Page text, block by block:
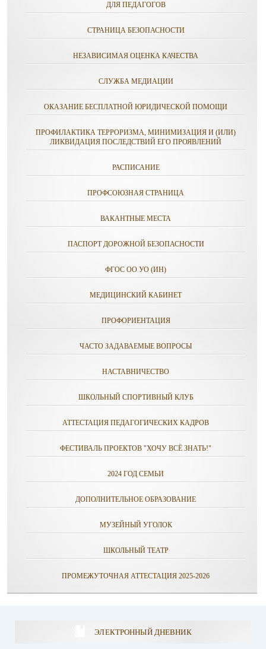
ДЛЯ ПЕДАГОГОВ
СТРАНИЦА БЕЗОПАСНОСТИ
НЕЗАВИСИМАЯ ОЦЕНКА КАЧЕСТВА
СЛУЖБА МЕДИАЦИИ
ОКАЗАНИЕ БЕСПЛАТНОЙ ЮРИДИЧЕСКОЙ ПОМОЩИ
ПРОФИЛАКТИКА ТЕРРОРИЗМА, МИНИМИЗАЦИЯ И (ИЛИ)
ЛИКВИДАЦИЯ ПОСЛЕДСТВИЙ ЕГО ПРОЯВЛЕНИЙ
РАСПИСАНИЕ
ПРОФСОЮЗНАЯ СТРАНИЦА
ВАКАНТНЫЕ МЕСТА
ПАСПОРТ ДОРОЖНОЙ БЕЗОПАСНОСТИ
ФГОС ОО УО (ИН)
МЕДИЦИНСКИЙ КАБИНЕТ
ПРОФОРИЕНТАЦИЯ
ЧАСТО ЗАДАВАЕМЫЕ ВОПРОСЫ
НАСТАВНИЧЕСТВО
ШКОЛЬНЫЙ СПОРТИВНЫЙ КЛУБ
АТТЕСТАЦИЯ ПЕДАГОГИЧЕСКИХ КАДРОВ
ФЕСТИВАЛЬ ПРОЕКТОВ "ХОЧУ ВСЁ ЗНАТЬ!"
2024 ГОД СЕМЬИ
ДОПОЛНИТЕЛЬНОЕ ОБРАЗОВАНИЕ
МУЗЕЙНЫЙ УГОЛОК
ШКОЛЬНЫЙ ТЕАТР
ПРОМЕЖУТОЧНАЯ АТТЕСТАЦИЯ 2025-2026
ЭЛЕКТРОННЫЙ ДНЕВНИК